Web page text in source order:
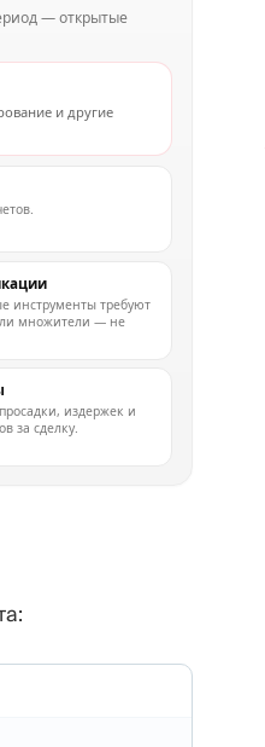
— открытые
и другие
инструменты требуют
множители — не
издержек и
за сделку.